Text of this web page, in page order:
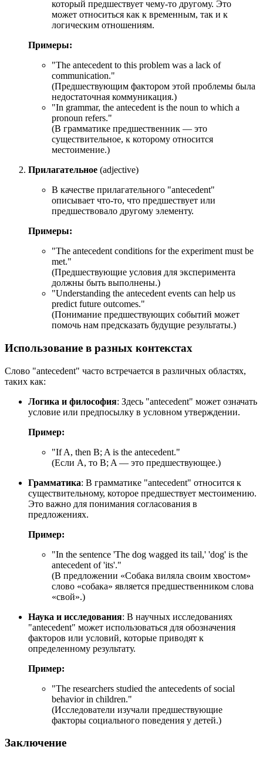
который предшествует чему-то другому. Это
может относиться как к временным, так и к
логическим отношениям.
Примеры:
"The antecedent to this problem was a lack of
communication."
(Предшествующим фактором этой проблемы была
недостаточная коммуникация.)
"In grammar, the antecedent is the noun to which a
pronoun refers."
(В грамматике предшественник — это
существительное, к которому относится
местоимение.)
Прилагательное (adjective)
В качестве прилагательного "antecedent"
описывает что-то, что предшествует или
предшествовало другому элементу.
Примеры:
"The antecedent conditions for the experiment must be
met."
(Предшествующие условия для эксперимента
должны быть выполнены.)
"Understanding the antecedent events can help us
predict future outcomes."
(Понимание предшествующих событий может
помочь нам предсказать будущие результаты.)
Использование в разных контекстах
Слово "antecedent" часто встречается в различных областях,
таких как:
Логика и философия: Здесь "antecedent" может означать
условие или предпосылку в условном утверждении.
Пример:
"If A, then B; A is the antecedent."
(Если A, то B; A — это предшествующее.)
Грамматика: В грамматике "antecedent" относится к
существительному, которое предшествует местоимению.
Это важно для понимания согласования в
предложениях.
Пример:
"In the sentence 'The dog wagged its tail,' 'dog' is the
antecedent of 'its'."
(В предложении «Собака виляла своим хвостом»
слово «собака» является предшественником слова
«свой».)
Наука и исследования: В научных исследованиях
"antecedent" может использоваться для обозначения
факторов или условий, которые приводят к
определенному результату.
Пример:
"The researchers studied the antecedents of social
behavior in children."
(Исследователи изучали предшествующие
факторы социального поведения у детей.)
Заключение